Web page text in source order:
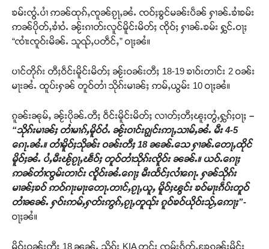
ၶမ်းၸွႆႉပၢႆ ဢၼ်ထုၵ်ႇၸူၼ်ၵႂႃႇၼႆႉ ၸဝ်ႈၶွင်မၼ်းပဵၼ် ႁၢၼ်ႉၶၢႆၶမ်း
ဢၼ်ပိုတ်ႇၶၢႆဝႆႉ ၼႂ်းၵၢတ်းလူင်မိူင်းမိတ်ႈ ၸိုဝ်ႈ ႁၢၼ်ႉၶမ်း ႁွင်ႉဝႃႈ
“ၸၢႆးၸူဝ်းမိၼ်ႉ သူၺ်ႇပတဵင်ႇ” ဝႃႈၼႆ။
ပၢင်တိုၵ်း တီႈဝဵင်းမိူင်းမိတ်ႈ ၼႂ်းဝၼ်းတီႈ 18-19 ၶၢဝ်းတၢင်း 2 ဝၼ်း
မႃးၼႆႉ ထူပ်းႁၼ် တူဝ်တၢႆ သိုၵ်းမၢၼ်ႈ ဢမ်ႇယွမ်း 10 ဝႃႈၼႆ။
ၵူၼ်းၼုမ်ႇ ၼႂ်းပိုၼ်ႉတီႈ ဝဵင်းမိူင်းမိတ်ႈ လၢတ်ႈတီႈၽူႈတွႆႇႁွၵ်ႈဝႃႈ –
“သိုၵ်းမၢၼ်ႈ တၢႆမၢၵ်ႇမိူဝ်ဝႆႉ ၼႂ်းဝၢင်းၵျွင်းဢႃႇသၢမ်ႇၼႆႉ မီး 4-5
ၵေႃႉၼႆႉ။ တၢႆမိူဝ်ႈသိုၼ်း ဝၼ်းတီႈ 18 ၼၼ်ႉသေ ႁၢၼ်ႉတေႃႇထိုင်
မိူဝ်ႈၼႆႉ ပႆႇမီးၽႂ်ၵႂႃႇၽဵဝ်ႈ တူဝ်တၢႆသိုၵ်းၸိူဝ်း ၼၼ်ႉ။ ယဝ်ႉၵေႃႈ
ဢၼ်တၢႆၸွမ်းတၢင်း ၸိူဝ်းၼႆႉၵေႃႈ မီးထႅင်ႈလၢႆၵေႃႉ ႁၼ်သိုၵ်း
မၢၼ်ႈၶဝ် ဢဝ်ၵႃးမႃးတေႃႉတၢင်ႇၵႂႃႇယူႇ မိူဝ်ႈၽွင်း ၶဝ်မႃးၵဵပ်းတူဝ်
တၢႆၼၼ်ႉ ႁဝ်းဢမ်ႇႁတ်းဢွၵ်ႇၵႂႃႇတူၺ်း ၵူဝ်ၶဝ်ယိုဝ်းသႂ်ႇဢေႃႈ”-
ဝႃႈၼႆ။
မိူဝ်ႈဝၼ်းတီႈ 18 ၼၼ်ႉ သိုၵ်း KIA တင်း ၸုမ်းၵႅတ်ႇၶႄၵူၼ်းမိူင်း